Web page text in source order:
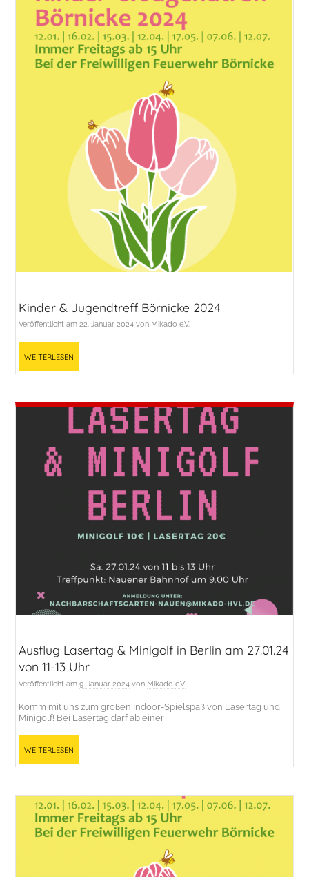
Kinder & Jugendtreff Börnicke 2024
Veröffentlicht am22. Januar 2024 von Mikado e.V.
Weiterlesen
Ausflug Lasertag & Minigolf in Berlin am 27.01.24
von 11-13 Uhr
Veröffentlicht am9. Januar 2024 von Mikado e.V.
Komm mit uns zum großen Indoor-Spielspaß von Lasertag und
Minigolf! Bei Lasertag darf ab einer
Weiterlesen